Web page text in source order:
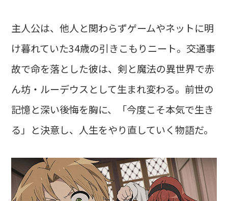
主人公は、他人と関わらずゲームやネットに明
け暮れていた34歳の引きこもりニート。交通事
故で命を落とした彼は、剣と魔法の異世界で赤
ん坊・ルーデウスとして生まれ変わる。前世の
記憶と深い後悔を胸に、「今度こそ本気で生き
る」と決意し、人生をやり直していく物語だ。